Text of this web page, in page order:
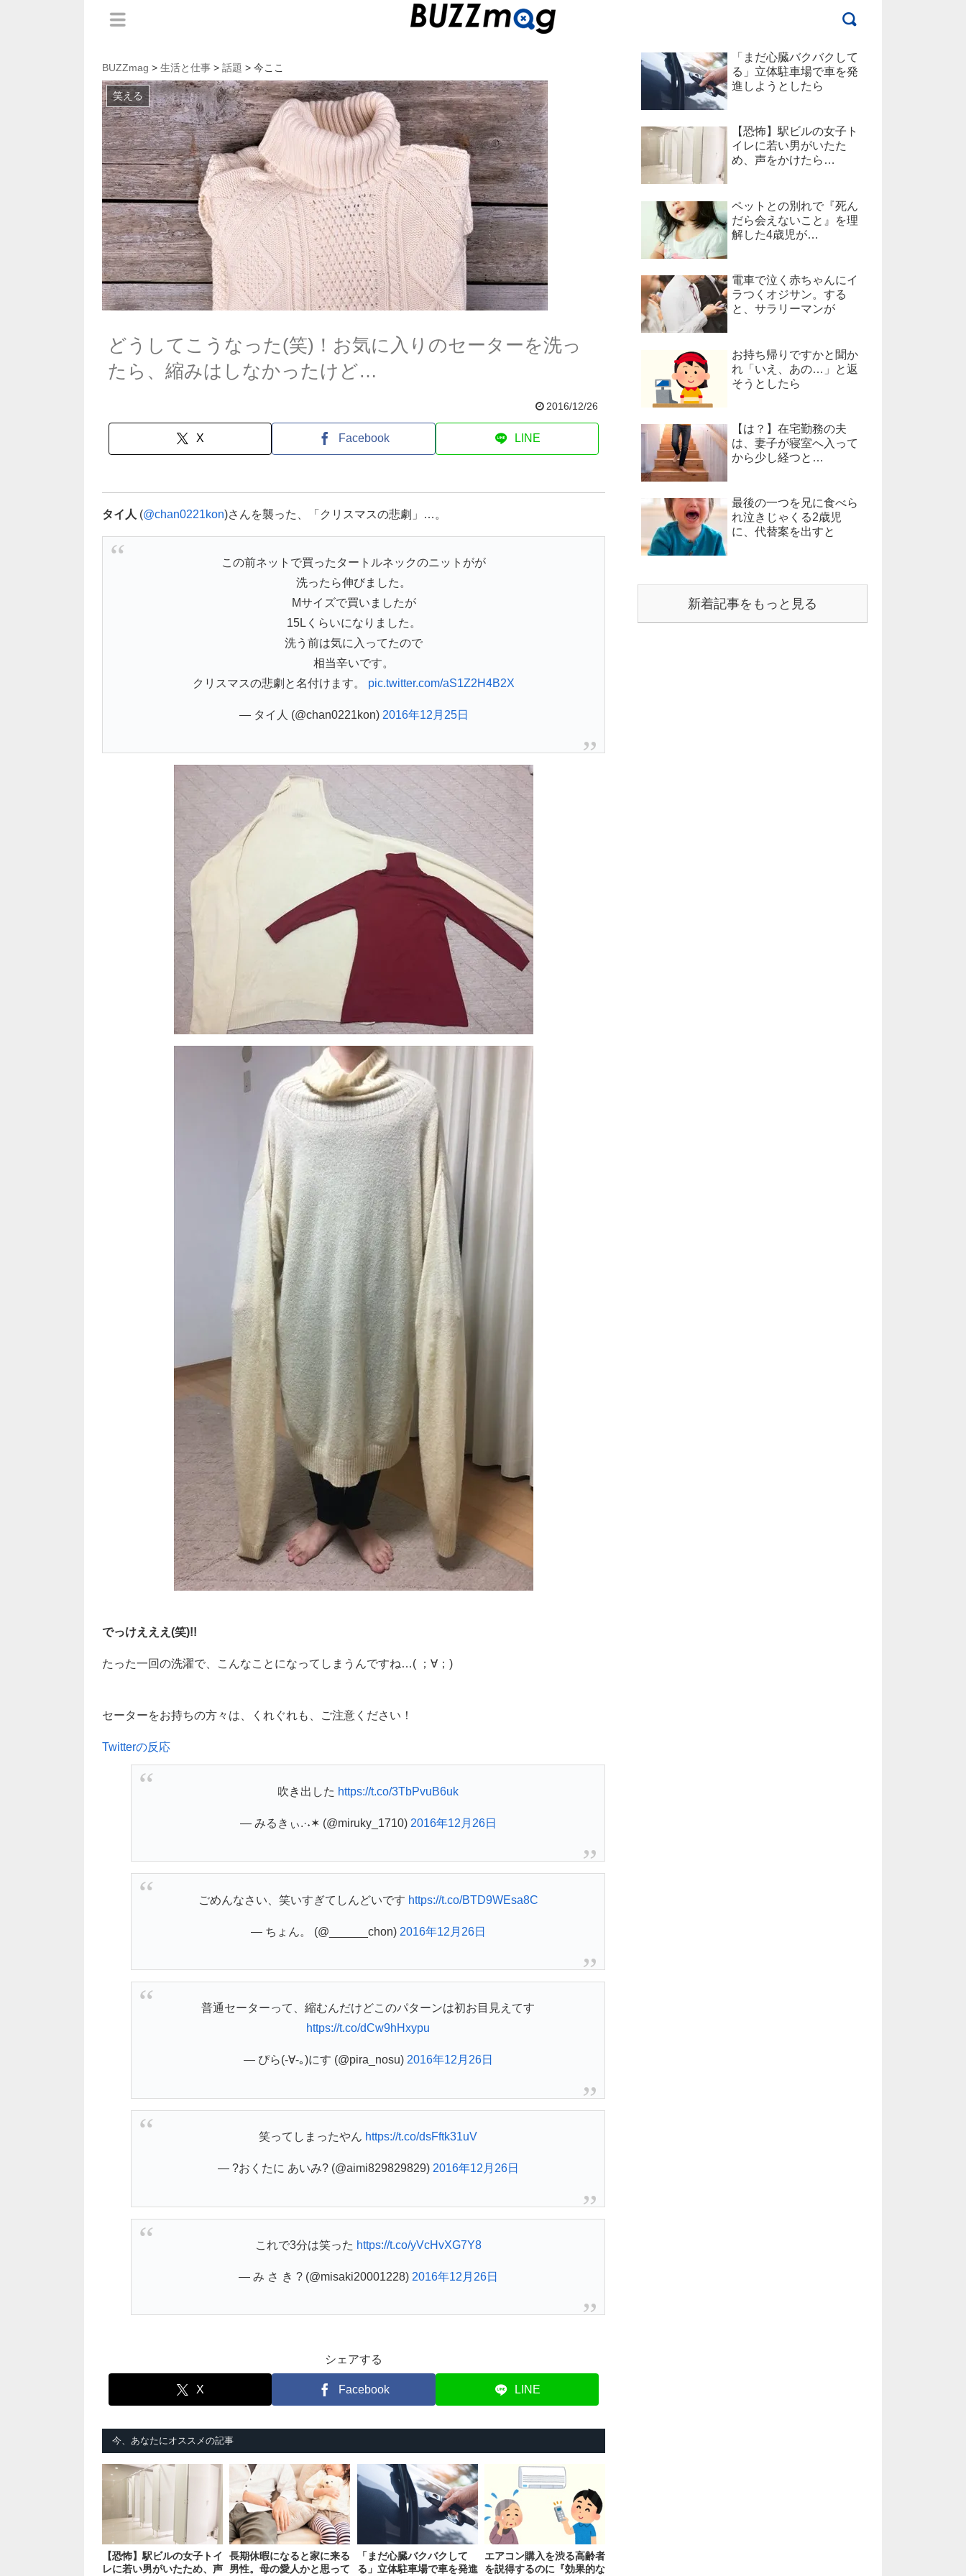
BUZZmag > 生活と仕事 > 話題 > 今ここ
笑える
どうしてこうなった(笑)！お気に入りのセーターを洗っ
たら、縮みはしなかったけど…
2016/12/26
X Facebook LINE
タイ人 (@chan0221kon)さんを襲った、「クリスマスの悲劇」…。
この前ネットで買ったタートルネックのニットがが
洗ったら伸びました。
Mサイズで買いましたが
15Lくらいになりました。
洗う前は気に入ってたので
相当辛いです。
クリスマスの悲劇と名付けます。 pic.twitter.com/aS1Z2H4B2X
— タイ人 (@chan0221kon) 2016年12月25日
でっけえええ(笑)!!
たった一回の洗濯で、こんなことになってしまうんですね…( ；∀；)
セーターをお持ちの方々は、くれぐれも、ご注意ください！
Twitterの反応
吹き出した https://t.co/3TbPvuB6uk
— みるきぃ.·˖✶ (@miruky_1710) 2016年12月26日
ごめんなさい、笑いすぎてしんどいです https://t.co/BTD9WEsa8C
— ちょん。 (@______chon) 2016年12月26日
普通セーターって、縮むんだけどこのパターンは初お目見えてす
https://t.co/dCw9hHxypu
— ぴら(-∀-｡)にす (@pira_nosu) 2016年12月26日
笑ってしまったやん https://t.co/dsFftk31uV
— ?おくたに あいみ? (@aimi829829829) 2016年12月26日
これで3分は笑った https://t.co/yVcHvXG7Y8
— み さ き ? (@misaki20001228) 2016年12月26日
シェアする
X Facebook LINE
今、あなたにオススメの記事
【恐怖】駅ビルの女子トイ
レに若い男がいたため、声
長期休暇になると家に来る
男性。母の愛人かと思って
「まだ心臓バクバクして
る」立体駐車場で車を発進
エアコン購入を渋る高齢者
を説得するのに『効果的な
「まだ心臓バクバクして
る」立体駐車場で車を発
進しようとしたら
【恐怖】駅ビルの女子ト
イレに若い男がいたた
め、声をかけたら…
ペットとの別れで『死ん
だら会えないこと』を理
解した4歳児が…
電車で泣く赤ちゃんにイ
ラつくオジサン。する
と、サラリーマンが
お持ち帰りですかと聞か
れ「いえ、あの…」と返
そうとしたら
【は？】在宅勤務の夫
は、妻子が寝室へ入って
から少し経つと…
最後の一つを兄に食べら
れ泣きじゃくる2歳児
に、代替案を出すと
新着記事をもっと見る